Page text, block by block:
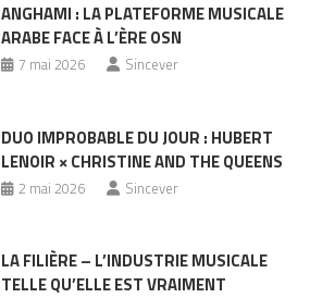
ANGHAMI : LA PLATEFORME MUSICALE
ARABE FACE À L’ÈRE OSN
7 mai 2026 Sincever
DUO IMPROBABLE DU JOUR : HUBERT
LENOIR × CHRISTINE AND THE QUEENS
2 mai 2026 Sincever
LA FILIÈRE – L’INDUSTRIE MUSICALE
TELLE QU’ELLE EST VRAIMENT